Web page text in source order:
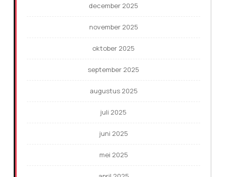
december 2025
november 2025
oktober 2025
september 2025
augustus 2025
juli 2025
juni 2025
mei 2025